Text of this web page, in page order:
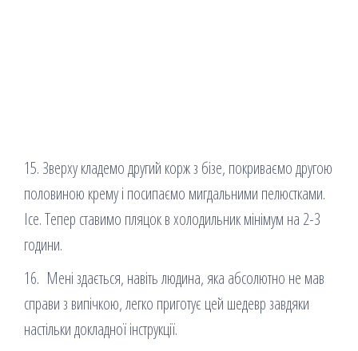
15. Зверху кладемо другий корж з бізе, покриваємо другою
половиною крему і посипаємо мигдальними пелюстками.
Ісе. Тепер ставимо пляцок в холодильник мінімум на 2-3
години.
16. Мені здається, навіть людина, яка абсолютно не мав
справи з випічкою, легко приготує цей шедевр завдяки
настільки докладної інструкції.